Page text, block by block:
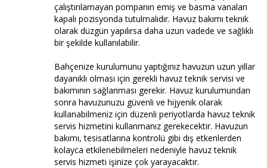
çalıştırılamayan pompanın emiş ve basma vanaları
kapalı pozisyonda tutulmalıdır. Havuz bakımı teknik
olarak düzgün yapılırsa daha uzun vadede ve sağlıklı
bir şekilde kullanılabilir.
Bahçenize kurulumunu yaptığınız havuzun uzun yıllar
dayanıklı olması için gerekli havuz teknik servisi ve
bakımının sağlanması gerekir. Havuz kurulumundan
sonra havuzunuzu güvenli ve hijyenik olarak
kullanabilmeniz için düzenli periyotlarda havuz teknik
servis hizmetini kullanmanız gerekecektir. Havuzun
bakımı, tesisatlarına kontrolü gibi dış etkenlerden
kolayca etkilenebilmeleri nedeniyle havuz teknik
servis hizmeti işinize çok yarayacaktır.